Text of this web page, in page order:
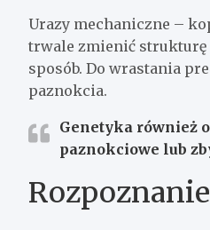
Urazy mechaniczne –
trwale zmienić strukturę
sposób. Do wrastania
paznokcia.
Genetyka również
paznokciowe lub